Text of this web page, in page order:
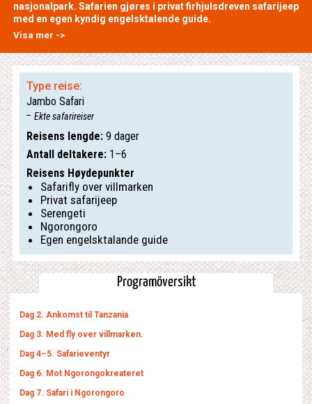
nasjonalpark. Safarien gjøres i privat firhjulsdreven safarijeep
med en egen kyndig engelsktalende guide.
Visa mer ->
Type reise:
Jambo Safari
Ekte safarireiser
Reisens lengde: 9 dager
Antall deltakere: 1–6
Reisens Høydepunkter
Safarifly over villmarken
Privat safarijeep
Serengeti
Ngorongoro
Egen engelsktalande guide
Programöversikt
Dag 2. Ankomst til Tanzania
Dag 3. Med fly over villmarken.
Dag 4–5. Safarieventyr
Dag 6. Mot Ngorongokreateret
Dag 7. Safari i Ngorongoro